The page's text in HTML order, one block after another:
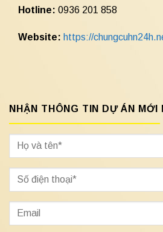
Hotline: 0936 201 858
Website: https://
NHẬN THÔNG TIN DỰ ÁN MỚI